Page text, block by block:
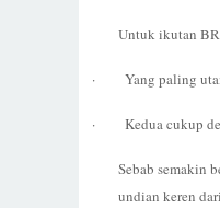
Untuk ikutan
· Yang paling
· Kedua cukup
Sebab semakin
undian keren